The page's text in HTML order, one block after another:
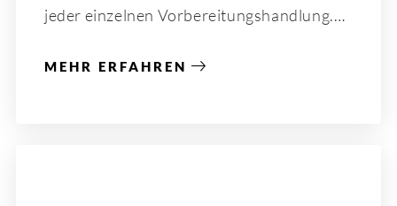
jeder einzelnen Vorbereitungshandlung.
MEHR ERFAHREN